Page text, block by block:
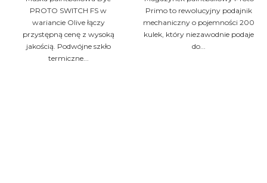
PROTO SWITCH FS w
wariancie Olive łączy
przystępną cenę z wysoką
jakością. Podwójne szkło
termiczne...
Primo to rewolucyjny podajnik
mechaniczny o pojemności 200
kulek, który niezawodnie podaje
do...